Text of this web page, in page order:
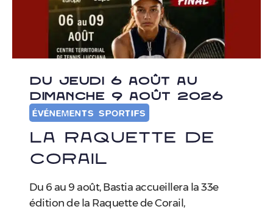
DU JEUDI 6 AOÛT AU
DIMANCHE 9 AOÛT 2026
ÉVÉNEMENTS SPORTIFS
La Raquette de
Corail
Du 6 au 9 août, Bastia accueillera la 33e
édition de la Raquette de Corail,